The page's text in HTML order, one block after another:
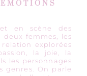
en scène des
femmes, les
explorées
la joie, la
les personnages
genres. On parle